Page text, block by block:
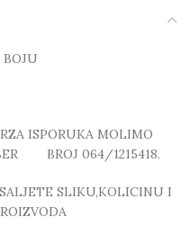
ISPORUKA MOLIMO
BROJ 064/1215418.
SLIKU,KOLICINU I